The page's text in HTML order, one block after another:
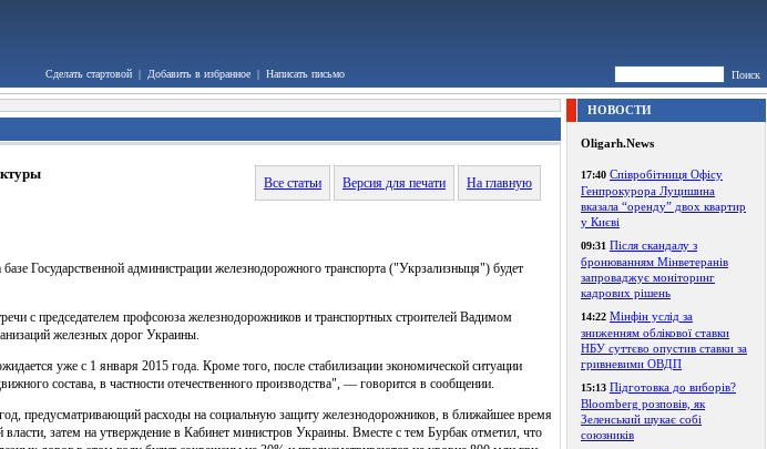
Сделать стартовой | Добавить в избранное | Написать письмо Поиск
Все статьи Версия для печати На главную
Государственной администрации железнодорожного транспорта ("Укрзализныця") будет
с председателем профсоюза железнодорожников и транспортных строителей Вадимом
железных дорог Украины.
уже с 1 января 2015 года. Кроме того, после стабилизации экономической ситуации
состава, в частности отечественного производства", — говорится в сообщении.
предусматривающий расходы на социальную защиту железнодорожников, в ближайшее время
власти, затем на утверждение в Кабинет министров Украины. Вместе с тем Бурбак отметил, что
НОВОСТИ
Oligarh.News
17:40 Співробітниця Офісу
Генпрокурора Луцишина
вказала “оренду” двох квартир
у Києві
09:31 Після скандалу з
бронюванням Мінветеранів
запроваджує моніторинг
кадрових рішень
14:22 Мінфін услід за
зниженням облікової ставки
НБУ суттєво опустив ставки за
гривневими ОВДП
15:13 Підготовка до виборів?
Bloomberg розповів, як
Зеленський шукає собі
союзників